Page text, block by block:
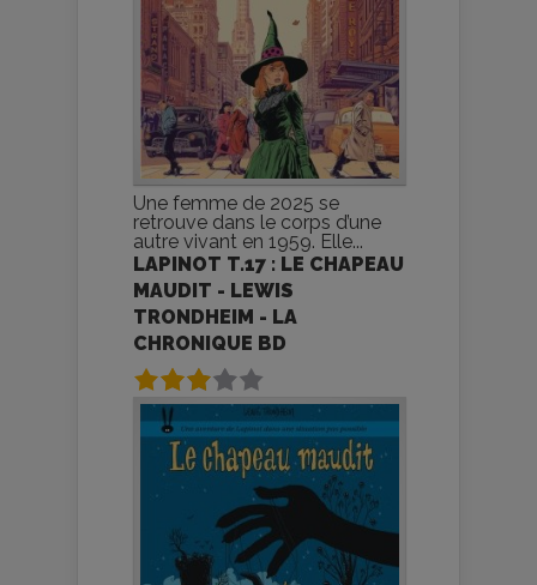
Une femme de 2025 se
retrouve dans le corps d’une
autre vivant en 1959. Elle...
LAPINOT T.17 : LE CHAPEAU
MAUDIT - LEWIS
TRONDHEIM - LA
CHRONIQUE BD